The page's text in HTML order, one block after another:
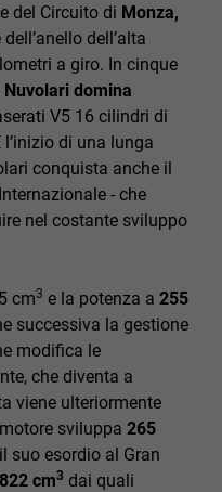
del Circuito di Monza,
dell’alta
a giro. In cinque
Nuvolari domina
V5 16 cilindri di
di una lunga
conquista anche il
- che
nel costante sviluppo
cm3 e la potenza a 255
successiva la gestione
modifica le
che diventa a
viene ulteriormente
sviluppa 265
suo esordio al Gran
cm3 dai quali